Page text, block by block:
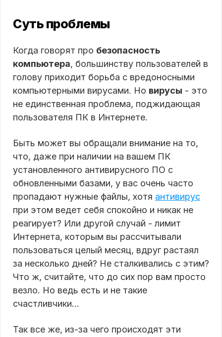
Суть проблемы
Когда говорят про безопасность
компьютера, большинству пользователей в
голову приходит борьба с вредоносными
компьютерными вирусами. Но вирусы - это
не единственная проблема, поджидающая
пользователя ПК в Интернете.
Быть может вы обращали внимание на то,
что, даже при наличии на вашем ПК
установленного антивирусного ПО с
обновленными базами, у вас очень часто
пропадают нужные файлы, хотя антивирус
при этом ведет себя спокойно и никак не
реагирует? Или другой случай - лимит
Интернета, которым вы рассчитывали
пользоваться целый месяц, вдруг растаял
за несколько дней? Не сталкивались с этим?
Что ж, считайте, что до сих пор вам просто
везло. Но ведь есть и не такие
счастливчики...
Так все же, из-за чего происходят эти